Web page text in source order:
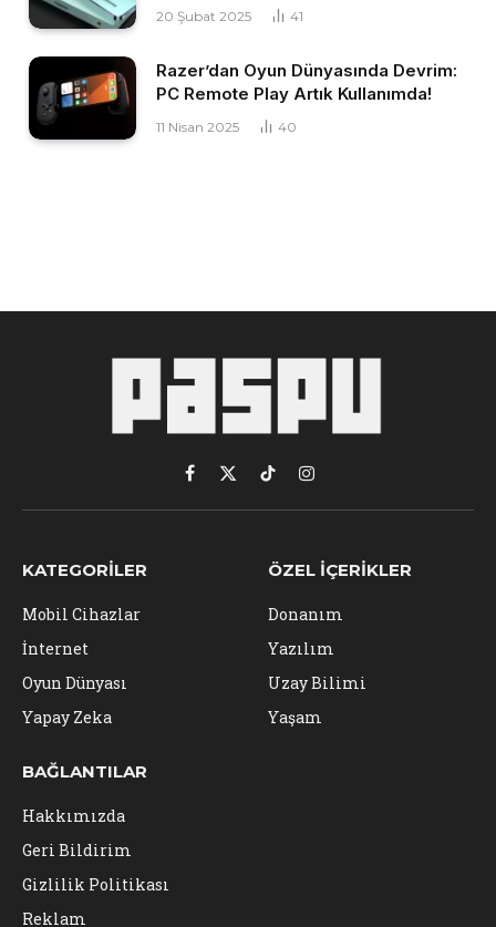
20 Şubat 2025 41
Razer’dan Oyun Dünyasında Devrim:
PC Remote Play Artık Kullanımda!
11 Nisan 2025 40
Facebook
X
(Twitter)
TikTokInstagram
KATEGORILER
Mobil Cihazlar
İnternet
Oyun Dünyası
Yapay Zeka
ÖZEL İÇERIKLER
Donanım
Yazılım
Uzay Bilimi
Yaşam
BAĞLANTILAR
Hakkımızda
Geri Bildirim
Gizlilik Politikası
Reklam